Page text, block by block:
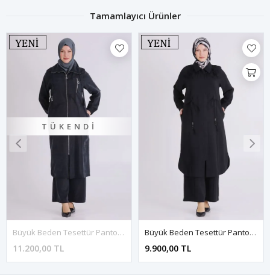
Tamamlayıcı Ürünler
TÜKENDI
Büyük Beden Tesettür Pantolonlu Takım 35150 Siyah
11.200,00 TL
Büyük Beden Tesettür Pantolonlu Takım 35149 Siyah
9.900,00 TL